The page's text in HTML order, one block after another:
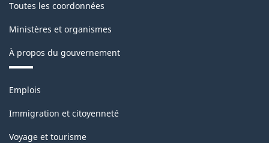
Toutes les coordonnées
Ministères et organismes
À propos du gouvernement
Thèmes
sujets
Emplois
Immigration et citoyenneté
Voyage et tourisme